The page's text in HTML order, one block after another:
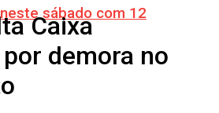
sábado com 12
Caixa
demora no